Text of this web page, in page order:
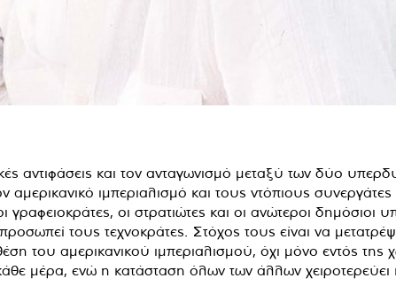
αντιφάσεις και τον ανταγωνισμό μεταξύ των δύο
ιμπεριαλισμό και τους ντόπιους
γραφειοκράτες, οι στρατιώτες και οι ανώτεροι
τους τεχνοκράτες. Στόχος τους είναι να
του αμερικανικού ιμπεριαλισμού, όχι μόνο εντός
μέρα, ενώ η κατάσταση όλων των άλλων χειροτερεύει